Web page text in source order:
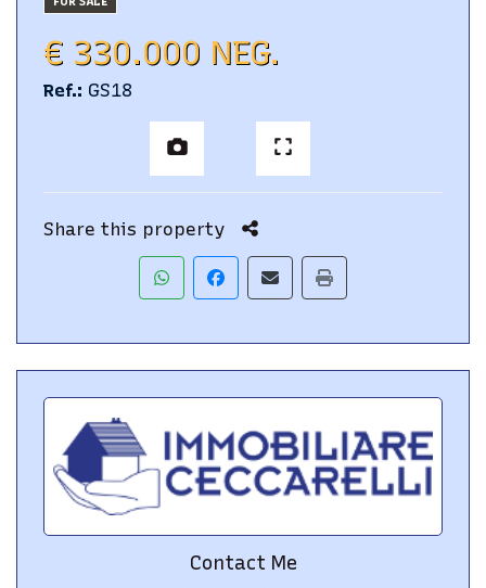
€ 330.000 NEG.
Ref.: GS18
Share this property
Contact Me